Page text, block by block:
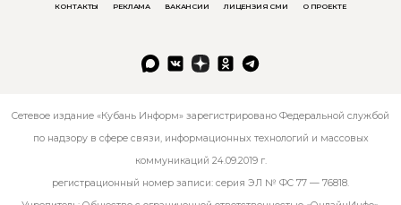
КОНТАКТЫ РЕКЛАМА ВАКАНСИИ ЛИЦЕНЗИЯ СМИ О ПРОЕКТЕ
Сетевое издание «Кубань Информ» зарегистрировано Федеральной службой
по надзору в сфере связи, информационных технологий и массовых
коммуникаций 24.09.2019 г.
регистрационный номер записи: серия ЭЛ № ФС 77 — 76818.